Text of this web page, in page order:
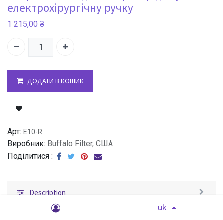
uk
електрохірургічну ручку
1 215,00 ₴
ДОДАТИ В КОШИК
Арт: E10-R
Виробник: Buffalo Filter, США
Поділитися :
Description